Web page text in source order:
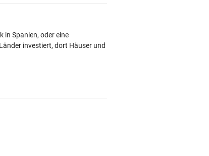
in Spanien, oder eine
investiert, dort Häuser und